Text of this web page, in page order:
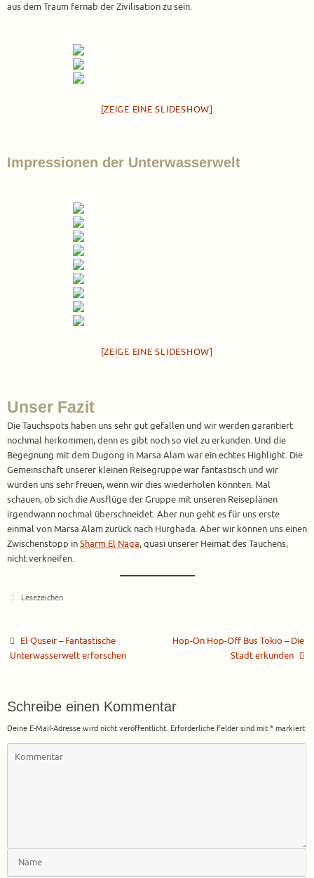
aus dem Traum fernab der Zivilisation zu sein.
[ZEIGE EINE SLIDESHOW]
Impressionen der Unterwasserwelt
[ZEIGE EINE SLIDESHOW]
Unser Fazit
Die Tauchspots haben uns sehr gut gefallen und wir werden garantiert
nochmal herkommen, denn es gibt noch so viel zu erkunden. Und die
Begegnung mit dem Dugong in Marsa Alam war ein echtes Highlight. Die
Gemeinschaft unserer kleinen Reisegruppe war fantastisch und wir
würden uns sehr freuen, wenn wir dies wiederholen könnten. Mal
schauen, ob sich die Ausflüge der Gruppe mit unseren Reiseplänen
irgendwann nochmal überschneidet. Aber nun geht es für uns erste
einmal von Marsa Alam zurück nach Hurghada. Aber wir können uns einen
Zwischenstopp inSharm El Naga, quasi unserer Heimat des Tauchens,
nicht verkneifen.
Lesezeichen.
El Quseir – Fantastische
Unterwasserwelt erforschen
Hop-On Hop-Off Bus Tokio – Die
Stadt erkunden
Schreibe einen Kommentar
Deine E-Mail-Adresse wird nicht veröffentlicht. Erforderliche Felder sind mit * markiert